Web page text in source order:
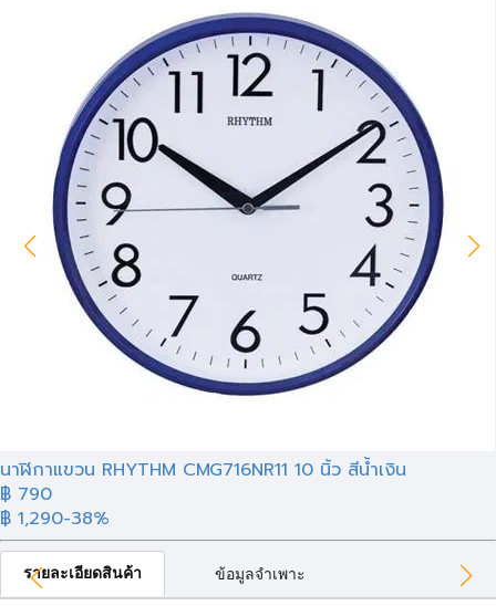
นาฬิกาแขวน RHYTHM CMG716NR11 10 นิ้ว สีน้ำเงิน
฿ 790
฿ 1,290-38%
รายละเอียดสินค้า ข้อมูลจำเพาะ